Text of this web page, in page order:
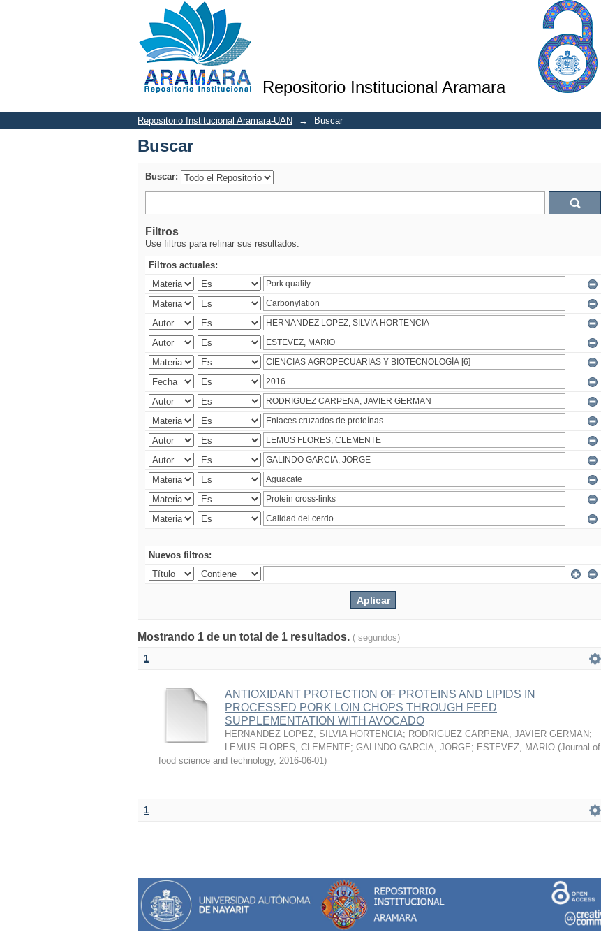
Repositorio Institucional Aramara
Buscar
Repositorio Institucional Aramara-UAN → Buscar
Buscar
Buscar:
Filtros
Use filtros para refinar sus resultados.
Filtros actuales:
Nuevos filtros:
Mostrando 1 de un total de 1 resultados. ( segundos)
1
ANTIOXIDANT PROTECTION OF PROTEINS AND LIPIDS IN
PROCESSED PORK LOIN CHOPS THROUGH FEED
SUPPLEMENTATION WITH AVOCADO
HERNANDEZ LOPEZ, SILVIA HORTENCIA; RODRIGUEZ CARPENA, JAVIER GERMAN;
LEMUS FLORES, CLEMENTE; GALINDO GARCIA, JORGE; ESTEVEZ, MARIO (Journal of
food science and technology, 2016-06-01)
1